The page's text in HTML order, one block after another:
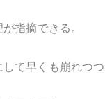
指摘できる。
て早くも崩れつ